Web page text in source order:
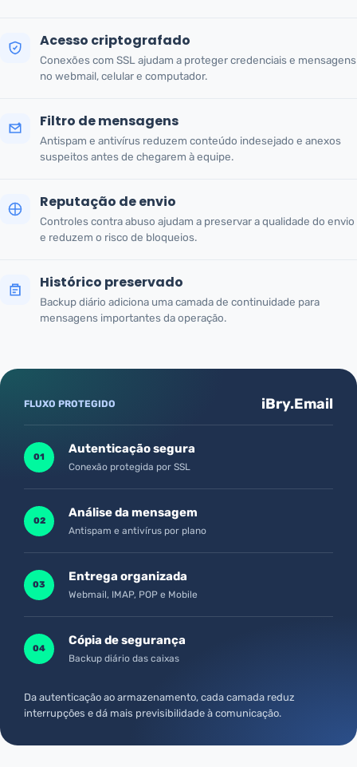
Acesso criptografado
Conexões com SSL ajudam a proteger credenciais e mensagens
no webmail, celular e computador.
Filtro de mensagens
Antispam e antivírus reduzem conteúdo indesejado e anexos
suspeitos antes de chegarem à equipe.
Reputação de envio
Controles contra abuso ajudam a preservar a qualidade do envio
e reduzem o risco de bloqueios.
Histórico preservado
Backup diário adiciona uma camada de continuidade para
mensagens importantes da operação.
FLUXO PROTEGIDO iBry.Email
01
Autenticação segura
Conexão protegida por SSL
02
Análise da mensagem
Antispam e antivírus por plano
03
Entrega organizada
Webmail, IMAP, POP e Mobile
04
Cópia de segurança
Backup diário das caixas
Da autenticação ao armazenamento, cada camada reduz
interrupções e dá mais previsibilidade à comunicação.